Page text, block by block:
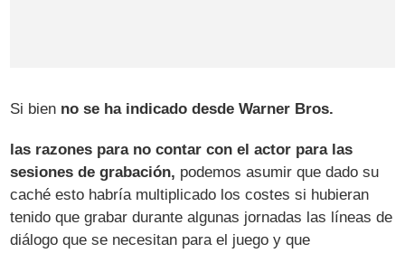
Si bien no se ha indicado desde Warner Bros.
las razones para no contar con el actor para las
sesiones de grabación, podemos asumir que dado su
caché esto habría multiplicado los costes si hubieran
tenido que grabar durante algunas jornadas las líneas de
diálogo que se necesitan para el juego y que